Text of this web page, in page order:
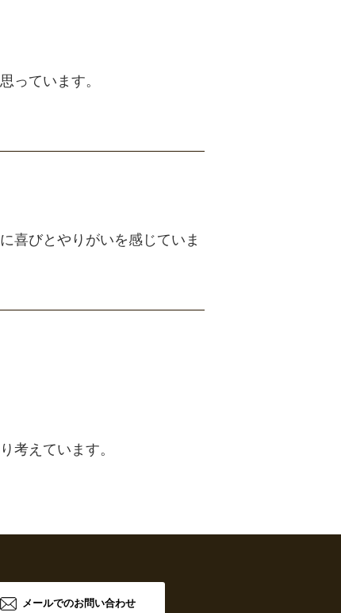
っています。
喜びとやりがいを感じていま
考えています。
メールでのお問い合わせ